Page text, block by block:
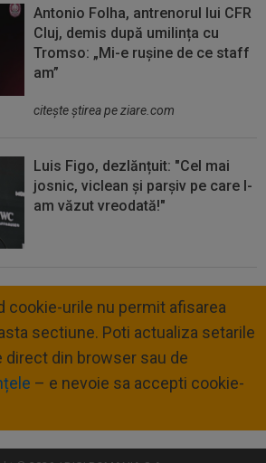
Antonio Folha, antrenorul lui CFR
Cluj, demis după umilința cu
Tromso: „Mi-e rușine de ce staff
am”
citeşte ştirea pe ziare.com
Luis Figo, dezlănțuit: "Cel mai
josnic, viclean și parșiv pe care l-
am văzut vreodată!"
cookie-urile nu permit afisarea
sectiune. Poti actualiza setarile
direct din browser sau de
– e nevoie sa accepti cookie-